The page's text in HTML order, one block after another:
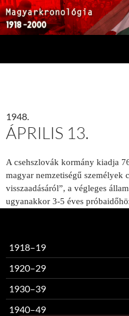
1948.
ÁPRILIS 13.
A csehszlovák kormány kiadja
magyar nemzetiségű személyek
visszaadásáról”, a végleges
ugyanakkor 3-5 éves
1918–19
1920–29
1930–39
1940–49